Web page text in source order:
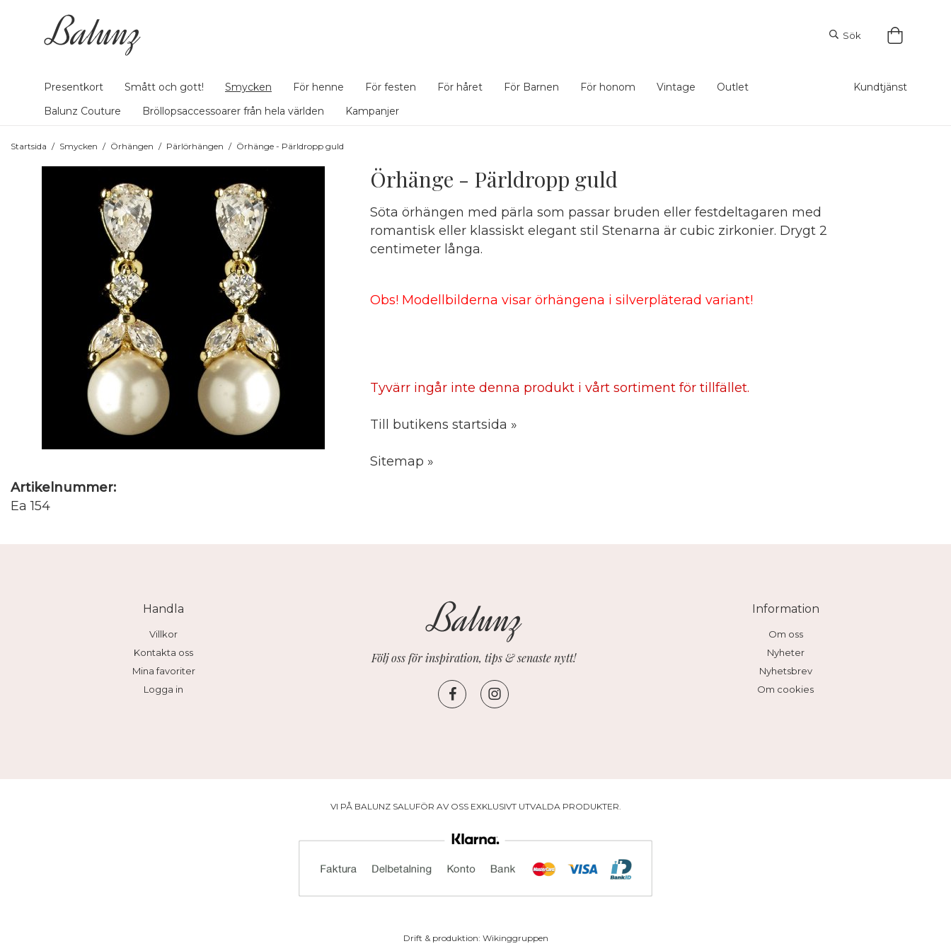
Sök
Presentkort Smått och gott! Smycken För henne För festen För håret För Barnen För honom Vintage
Outlet
Balunz Couture
Bröllopsaccessoarer från hela världen Kampanjer
Kundtjänst
Startsida / Smycken / Örhängen / Pärlörhängen / Örhänge - Pärldropp guld
Örhänge - Pärldropp guld
Söta örhängen med pärla som passar bruden eller festdeltagaren med
romantisk eller klassiskt elegant stil Stenarna är cubic zirkonier. Drygt 2
centimeter långa.
Obs! Modellbilderna visar örhängena i silverpläterad variant!
Tyvärr ingår inte denna produkt i vårt sortiment för tillfället.
Till butikens startsida »
Sitemap »
Artikelnummer:
Ea 154
Handla
Villkor
Kontakta oss
Mina favoriter
Logga in
Följ oss för inspiration, tips & senaste nytt!
Information
Om oss
Nyheter
Nyhetsbrev
Om cookies
VI PÅ BALUNZ SALUFÖR AV OSS EXKLUSIVT UTVALDA PRODUKTER.
Drift & produktion: Wikinggruppen